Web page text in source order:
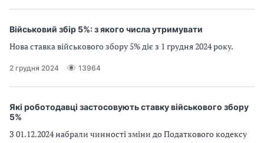
Військовий збір 5%: з якого числа утримувати
Нова ставка військового збору 5% діє з 1 грудня 2024 року.
2 грудня 2024 13964
Які роботодавці застосовують ставку військового збору
5%
З 01.12.2024 набрали чинності зміни до Податкового кодексу